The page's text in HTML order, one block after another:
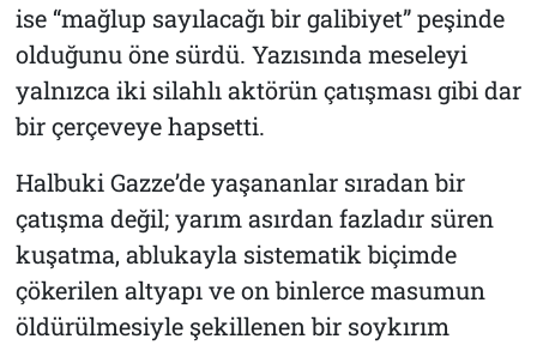
ise “mağlup sayılacağı bir galibiyet” peşinde
olduğunu öne sürdü. Yazısında meseleyi
yalnızca iki silahlı aktörün çatışması gibi dar
bir çerçeveye hapsetti.
Halbuki Gazze’de yaşananlar sıradan bir
çatışma değil; yarım asırdan fazladır süren
kuşatma, ablukayla sistematik biçimde
çökerilen altyapı ve on binlerce masumun
öldürülmesiyle şekillenen bir soykırım